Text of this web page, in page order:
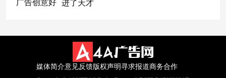
进了天才
媒体简介意见反馈版权声明寻求报道商务合作